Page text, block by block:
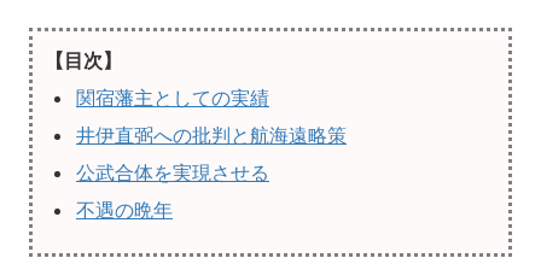
【目次】
関宿藩主としての実績
井伊直弼への批判と航海遠略策
公武合体を実現させる
不遇の晩年